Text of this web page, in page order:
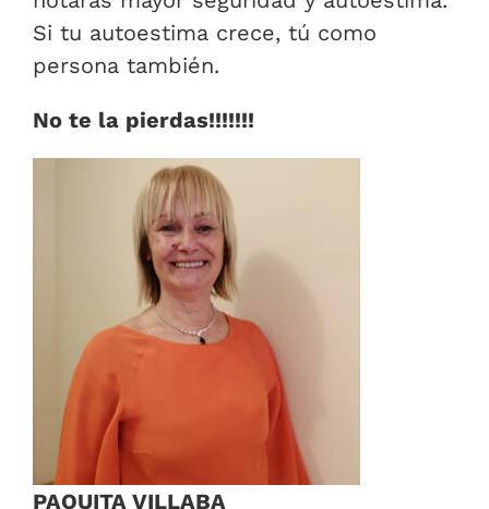
Si tu autoestima crece, tú como
persona también.
No te la pierdas!!!!!!!
PAQUITA VILLABA